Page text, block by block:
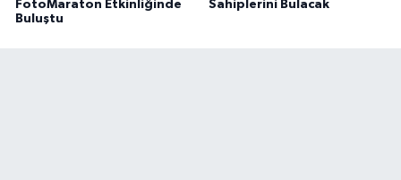
FotoMaraton Etkinliğinde
Buluştu
Sahiplerini Bulacak